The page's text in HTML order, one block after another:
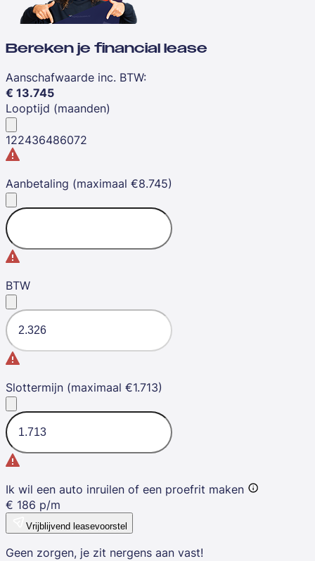
Bereken je financial lease
Aanschafwaarde inc. BTW:
€ 13.745
Looptijd (maanden)
122436486072
Aanbetaling (maximaal €8.745)
BTW
Slottermijn (maximaal €1.713)
Ik wil een auto inruilen of een proefrit maken
€ 186 p/m
Vrijblijvend leasevoorstel
Geen zorgen, je zit nergens aan vast!